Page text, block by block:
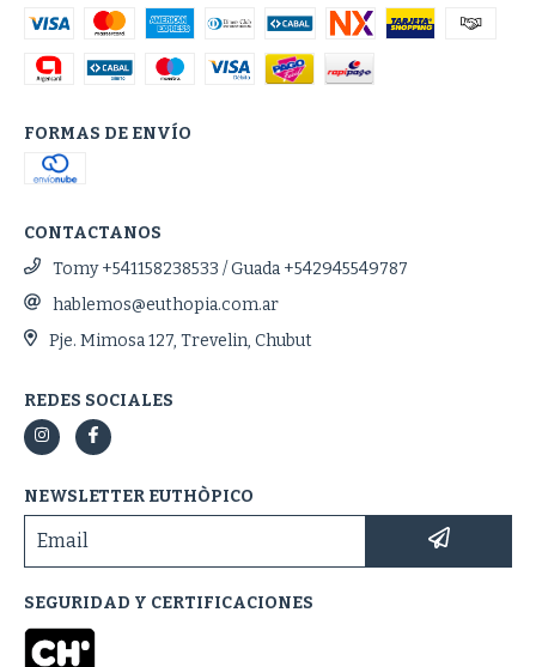
FORMAS DE ENVÍO
CONTACTANOS
Tomy +541158238533 / Guada +542945549787
hablemos@euthopia.com.ar
Pje. Mimosa 127, Trevelin, Chubut
REDES SOCIALES
NEWSLETTER EUTHÒPICO
SEGURIDAD Y CERTIFICACIONES